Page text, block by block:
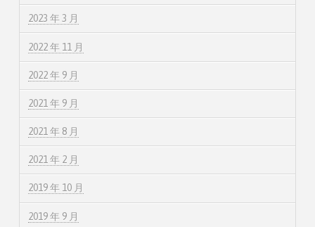
2023 年 3 月
2022 年 11 月
2022 年 9 月
2021 年 9 月
2021 年 8 月
2021 年 2 月
2019 年 10 月
2019 年 9 月